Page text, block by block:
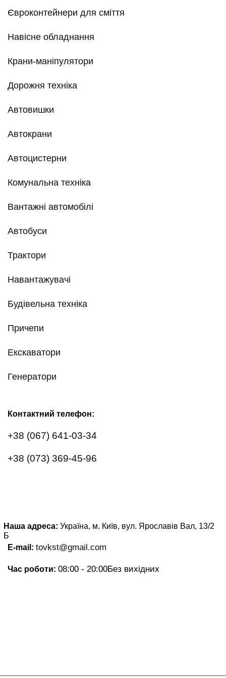
Євроконтейнери для сміття
Навісне обладнання
Крани-маніпулятори
Дорожня техніка
Автовишки
Автокрани
Автоцистерни
Комунальна техніка
Вантажні автомобілі
Автобуси
Трактори
Навантажувачі
Будівельна техніка
Причепи
Екскаватори
Генератори
Контактний телефон:
+38 (067) 641-03-34
+38 (073) 369-45-96
Наша адреса: Україна, м. Київ, вул. Ярославів Вал, 13/2
Б
E-mail: tovkst@gmail.com
Час роботи: 08:00 - 20:00Без вихідних